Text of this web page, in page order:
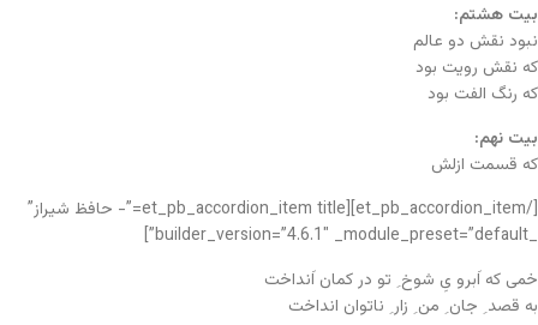
بیت هشتم:
نبود نقش دو عالم
که نقش رویت بود
که رنگ الفت بود
بیت نهم:
که قسمت ازلش
[/et_pb_accordion_item][et_pb_accordion_item title=”- حافظ شیراز”
_builder_version=”4.6.1″ _module_preset=”default”]
خمی که اَبرو یِ شوخ ِ تو در کمان اَنداخت
به قصد ِ جان ِ من ِ زار ِ ناتوان انداخت